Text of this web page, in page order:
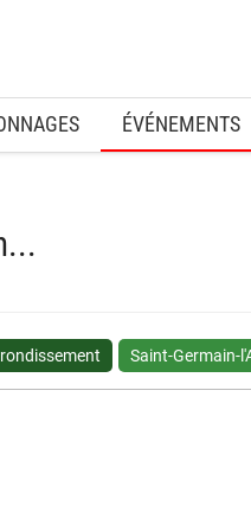
ÉVÉNEMENTS
Saint-Germain-